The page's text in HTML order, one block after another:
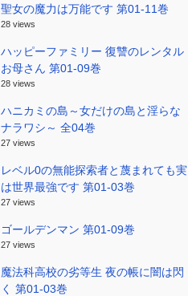
聖女の魔力は万能です 第01-11巻
28 views
ハッピーファミリー 復讐のレンタル
お母さん 第01-09巻
28 views
ハニカミの島～女だけの島と淫らな
ナラワシ～ 全04巻
27 views
レベル0の無能探索者と蔑まれても実
は世界最強です 第01-03巻
27 views
ゴールデンマン 第01-09巻
27 views
魔法科高校の劣等生 夜の帳に闇は閃
く 第01-03巻